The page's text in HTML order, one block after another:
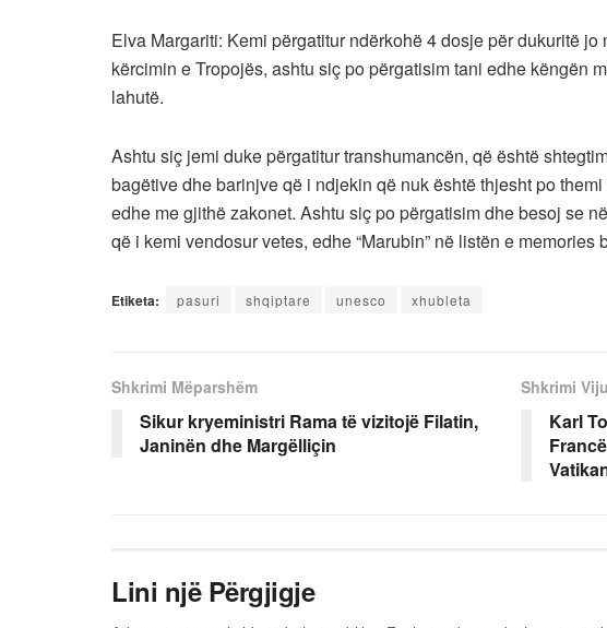
Elva Margariti: Kemi përgatitur ndërkohë 4 dosje për dukuritë
kërcimin e Tropojës, ashtu siç po përgatisim tani edhe këngën
lahutë.
Ashtu siç jemi duke përgatitur transhumancën, që është
bagëtive dhe barinjve që i ndjekin që nuk është thjesht po
edhe me gjithë zakonet. Ashtu siç po përgatisim dhe besoj se
që i kemi vendosur vetes, edhe “Marubin” në listën e memories
Etiketa: pasuri shqiptare unesco xhubleta
Shkrimi Mëparshëm
Sikur kryeministri Rama të vizitojë Filatin,
Janinën dhe Margëlliçin
Shkrimi
Karl
Lini një Përgjigje